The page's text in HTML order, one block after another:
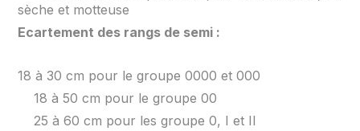
sèche et motteuse
Ecartement des rangs de semi :
18 à 30 cm pour le groupe 0000 et 000
18 à 50 cm pour le groupe 00
25 à 60 cm pour les groupe 0, I et II